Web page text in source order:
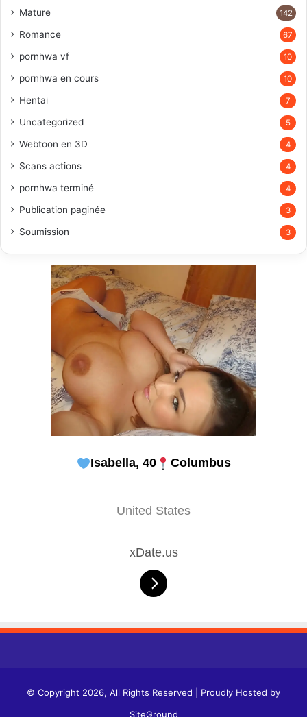
Mature 142
Romance 67
pornhwa vf 10
pornhwa en cours 10
Hentai 7
Uncategorized 5
Webtoon en 3D 4
Scans actions 4
pornhwa terminé 4
Publication paginée 3
Soumission 3
Isabella, 40 Columbus
United States
xDate.us
© Copyright 2026, All Rights Reserved | Proudly Hosted by
SiteGround